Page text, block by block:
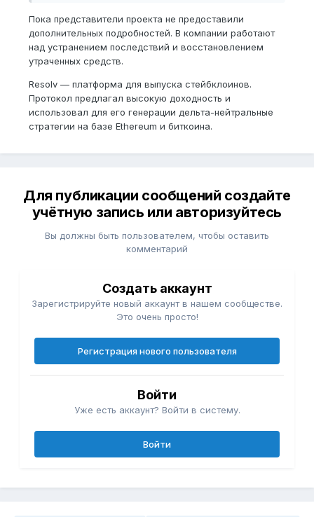
Пока представители проекта не предоставили
дополнительных подробностей. В компании работают
над устранением последствий и восстановлением
утраченных средств.
Resolv — платформа для выпуска стейбклоинов.
Протокол предлагал высокую доходность и
использовал для его генерации дельта-нейтральные
стратегии на базе Ethereum и биткоина.
Для публикации сообщений создайте
учётную запись или авторизуйтесь
Вы должны быть пользователем, чтобы оставить
комментарий
Создать аккаунт
Зарегистрируйте новый аккаунт в нашем сообществе.
Это очень просто!
Регистрация нового пользователя
Войти
Уже есть аккаунт? Войти в систему.
Войти